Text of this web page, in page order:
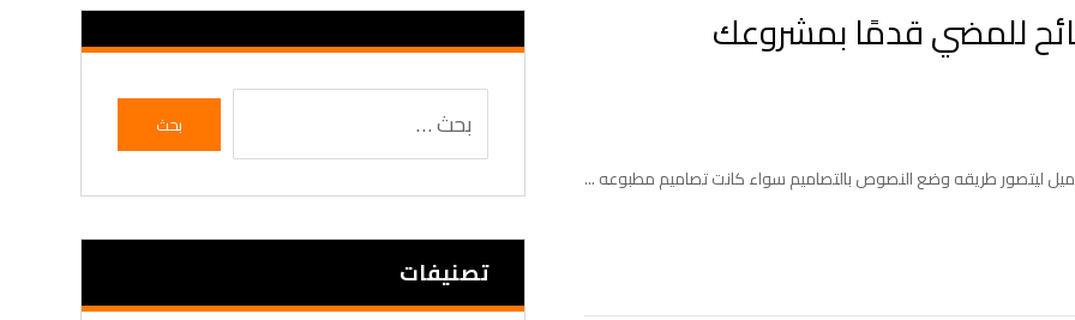
للمضي قدمًا بمشروعك
ليتصور طريقه وضع النصوص بالتصاميم سواء كانت تصاميم مطبوعه ...
تصنيفات